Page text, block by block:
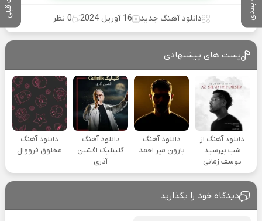
دانلود آهنگ جدید 16 آوریل 2024 0 نظر
پست های پیشنهادی
دانلود آهنگ از
شب بپرسید
یوسف زمانی
دانلود آهنگ
بارون میر احمد
دانلود آهنگ
گلینلیک افشین
آذری
دانلود آهنگ
مخلوق فرووال
دیدگاه خود را بگذارید